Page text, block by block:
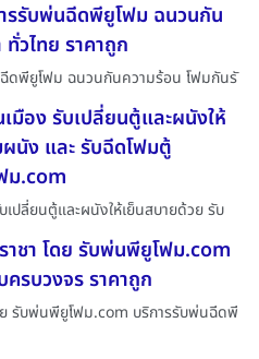
รับพ่นฉีดพียูโฟม ฉนวนกัน
วไทย ราคาถูก
พียูโฟม ฉนวนกันความร้อน โฟมกันรั
อง รับเปลี่ยนตู้และผนังให้
นัง และ รับฉีดโฟมตู้
ม.com
ลี่ยนตู้และผนังให้เย็นสบายด้วย รับ
ชา โดย รับพ่นพียูโฟม.com
รบวงจร ราคาถูก
รับพ่นพียูโฟม.com บริการรับพ่นฉีดพี